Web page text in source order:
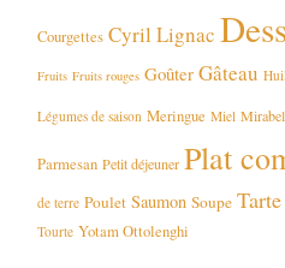
Courgettes Cyril Lignac
Fruits Fruits rouges Goûter Gâteau
Légumes de saison Meringue Miel
Parmesan Petit déjeuner Plat
de terre Poulet Saumon Soupe Tarte
Tourte Yotam Ottolenghi